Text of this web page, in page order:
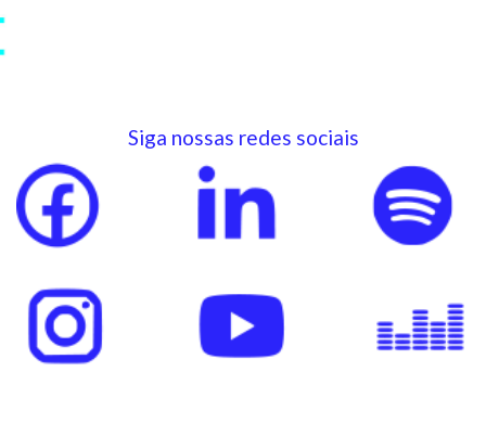
Siga nossas redes sociais